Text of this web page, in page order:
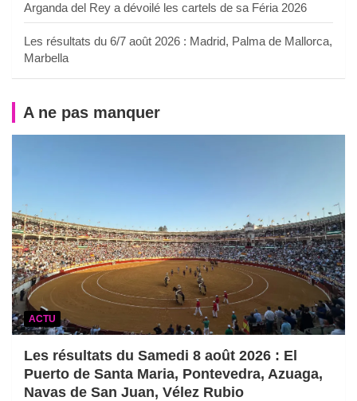
Arganda del Rey a dévoilé les cartels de sa Féria 2026
Les résultats du 6/7 août 2026 : Madrid, Palma de Mallorca,
Marbella
A ne pas manquer
ACTU
Les résultats du Samedi 8 août 2026 : El
Puerto de Santa Maria, Pontevedra, Azuaga,
Navas de San Juan, Vélez Rubio